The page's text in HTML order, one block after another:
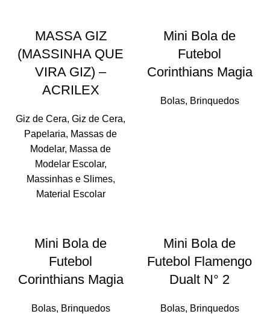
MASSA GIZ
(MASSINHA QUE
VIRA GIZ) –
ACRILEX
Giz de Cera, Giz de Cera,
Papelaria, Massas de
Modelar, Massa de
Modelar Escolar,
Massinhas e Slimes,
Material Escolar
Mini Bola de
Futebol
Corinthians Magia
Bolas, Brinquedos
Mini Bola de
Futebol
Corinthians Magia
Bolas, Brinquedos
Mini Bola de
Futebol Flamengo
Dualt N° 2
Bolas, Brinquedos